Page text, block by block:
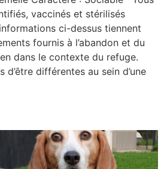
vaccinés et stérilisés
ci-dessus tiennent
fournis à l’abandon et du
dans le contexte du refuge.
d’être différentes au sein d’une